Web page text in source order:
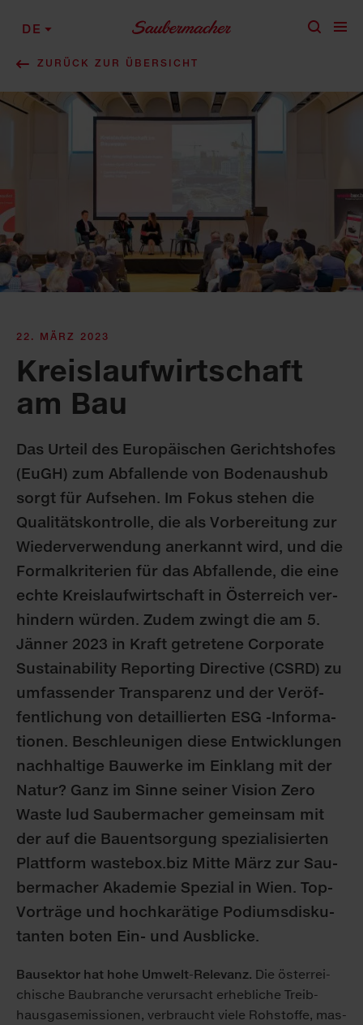
DE
ZURÜCK ZUR ÜBERSICHT
22. MÄRZ 2023
Kreis­lauf­wirt­schaft
am Bau
Das Ur­teil des Eu­ro­päi­schen Ge­richts­ho­fes
(EuGH) zum Ab­fal­len­de von Bo­den­aus­hub
sorgt für Auf­se­hen. Im Fo­kus ste­hen die
Qua­li­täts­kon­trol­le, die als Vor­be­rei­tung zur
Wie­der­ver­wen­dung an­er­kannt wird, und die
For­mal­kri­te­ri­en für das Ab­fal­len­de, die ei­ne
ech­te Kreis­lauf­wirt­schaft in Ös­ter­reich ver­
hin­dern wür­den. Zu­dem zwingt die am 5.
Jän­ner 2023 in Kraft ge­tre­te­ne Cor­po­ra­te
Sus­taina­bi­li­ty Re­porting Di­rec­tive (CS­RD) zu
um­fas­sen­der Trans­pa­renz und der Ver­öf­
fent­li­chung von de­tail­lier­ten ESG -In­for­ma­
tio­nen. Be­schleu­ni­gen die­se Ent­wick­lun­gen
nach­hal­ti­ge Bau­wer­ke im Ein­klang mit der
Na­tur? Ganz im Sin­ne sei­ner Vi­si­on Ze­ro
Was­te lud Sau­ber­ma­cher ge­mein­sam mit
der auf die Bau­ent­sor­gung spe­zia­li­sier­ten
Platt­form was­te­box.biz Mit­te März zur Sau­
ber­ma­cher Aka­de­mie Spe­zi­al in Wien. Top-
Vor­trä­ge und hoch­ka­rä­ti­ge Po­di­ums­dis­ku­
tan­ten bo­ten Ein- und Aus­bli­cke.
Bau­sek­tor hat ho­he Um­welt-Re­le­vanz. Die ös­ter­rei­
chi­sche Bau­bran­che ver­ur­sacht er­heb­li­che Treib­
haus­gas­emis­sio­nen, ver­braucht vie­le Roh­stof­fe, mas­